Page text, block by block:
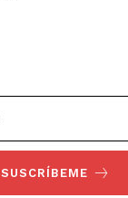
SUSCRÍBEME